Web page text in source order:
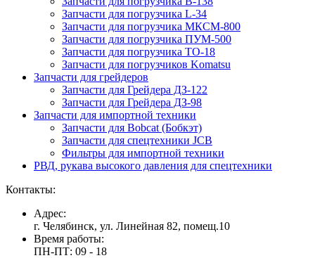
Запчасти для погрузчика L-34
Запчасти для погрузчика МКСМ-800
Запчасти для погрузчика ПУМ-500
Запчасти для погрузчика ТО-18
Запчасти для погрузчиков Komatsu
Запчасти для грейдеров
Запчасти для Грейдера ДЗ-122
Запчасти для Грейдера ДЗ-98
Запчасти для импортной техники
Запчасти для Bobcat (Бобкэт)
Запчасти для спецтехники JCB
Фильтры для импортной техники
РВД, рукава высокого давления для спецтехники
Контакты:
Адрес:
г. Челябинск, ул. Линейная 82, помещ.10
Время работы:
ПН-ПТ: 09 - 18